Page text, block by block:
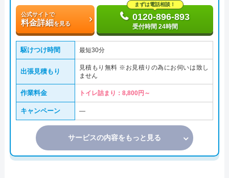
公式サイトで
料金詳細を見る
まずは電話相談！
0120-896-893
受付時間 24時間
駆けつけ時間 最短30分
出張見積もり
見積もり無料 ※お見積りの為にお伺いは致し
ません
作業料金 トイレ詰まり：8,800円～
キャンペーン ―
サービスの内容をもっと見る